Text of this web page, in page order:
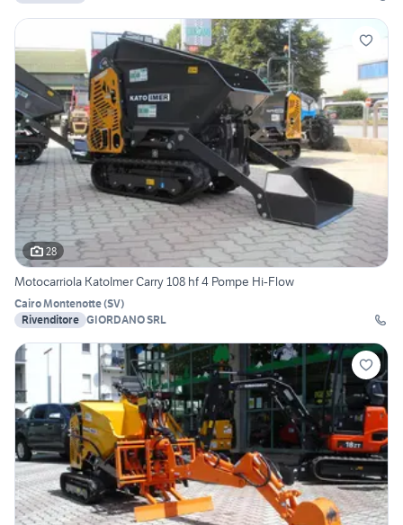
28
Motocarriola KatoImer Carry 108 hf 4 Pompe Hi-Flow
Cairo Montenotte(SV)
Rivenditore GIORDANO SRL